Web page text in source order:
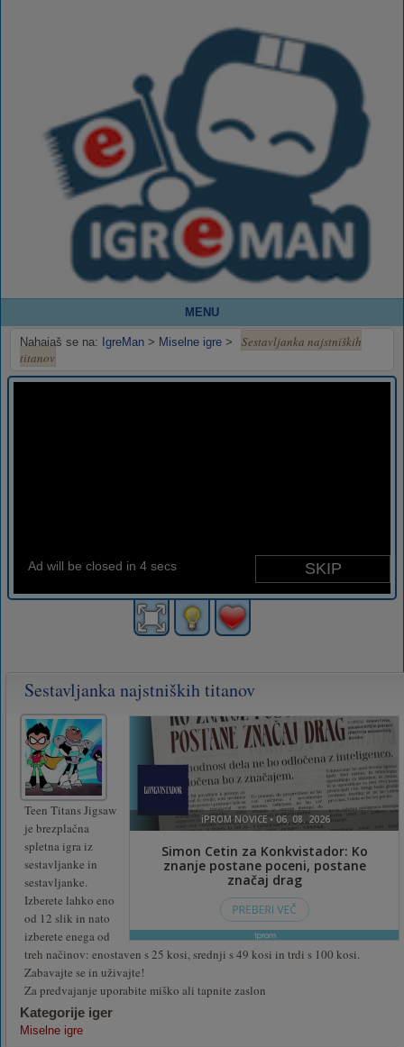
MENU
Nahajaš se na: IgreMan > Miselne igre >
Sestavljanka najstniških
titanov
Sestavljanka najstniških titanov
Teen Titans Jigsaw
je brezplačna
spletna igra iz
sestavljanke in
sestavljanke.
Izberete lahko eno
od 12 slik in nato
izberete enega od
treh načinov: enostaven s 25 kosi, srednji s 49 kosi in trdi s 100 kosi.
Zabavajte se in uživajte!
Za predvajanje uporabite miško ali tapnite zaslon
Kategorije iger
Miselne igre